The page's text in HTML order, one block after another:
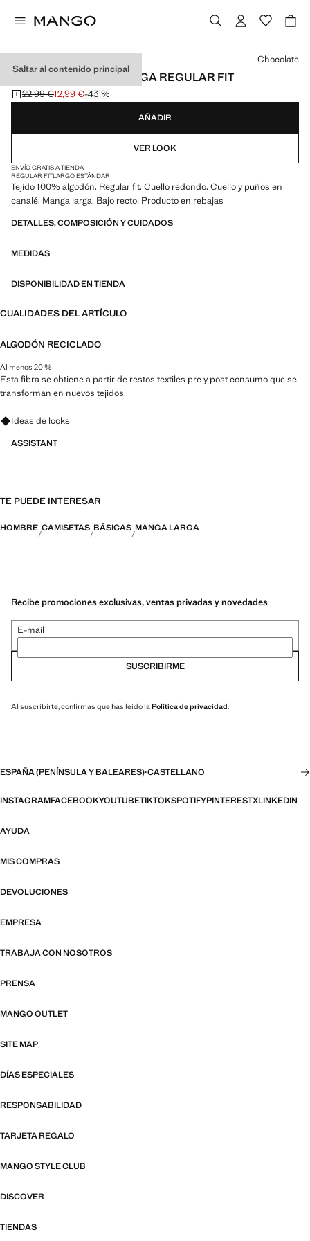
Saltar al contenido principal
CAMISETA MANGA LARGA REGULAR FIT
Precio inicial tachado [22,99 € ]
22,99 €
Precio actual [12,99 € ]
12,99 €-43 %
Selecciona un color
Chocolate
AÑADIR
VER LOOK
ENVÍO GRATIS A TIENDA
REGULAR FITLARGO ESTÁNDAR
Tejido 100% algodón. Regular fit. Cuello redondo. Cuello y puños en
canalé. Manga larga. Bajo recto. Producto en rebajas
DETALLES, COMPOSICIÓN Y CUIDADOS
MEDIDAS
DISPONIBILIDAD EN TIENDA
CUALIDADES DEL ARTÍCULO
ALGODÓN RECICLADO
Al menos 20 %
Esta fibra se obtiene a partir de restos textiles pre y post consumo que se
transforman en nuevos tejidos.
Pregunta por looks, prendas y tendencias
Ideas de looks
ASSISTANT
TE PUEDE INTERESAR
HOMBRE CAMISETAS BÁSICAS MANGA LARGA
Recibe promociones exclusivas, ventas privadas y novedades
E-mail
SUSCRIBIRME
Al suscribirte, confirmas que has leído laPolítica de privacidad.
ESPAÑA (PENÍNSULA Y BALEARES)·CASTELLANO
INSTAGRAMFACEBOOKYOUTUBETIKTOKSPOTIFYPINTERESTXLINKEDIN
AYUDA
MIS COMPRAS
DEVOLUCIONES
EMPRESA
TRABAJA CON NOSOTROS
PRENSA
MANGO OUTLET
SITE MAP
DÍAS ESPECIALES
RESPONSABILIDAD
TARJETA REGALO
MANGO STYLE CLUB
DISCOVER
TIENDAS